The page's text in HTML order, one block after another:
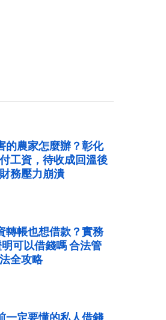
的農家怎麼辦？彰化
工資，待收成回溫後
務壓力崩潰
轉帳也想借款？實務
可以借錢嗎 合法管
全攻略
一定要懂的私人借錢